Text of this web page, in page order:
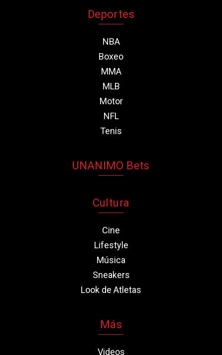
Deportes
NBA
Boxeo
MMA
MLB
Motor
NFL
Tenis
UNANIMO Bets
Cultura
Cine
Lifestyle
Música
Sneakers
Look de Atletas
Más
Videos